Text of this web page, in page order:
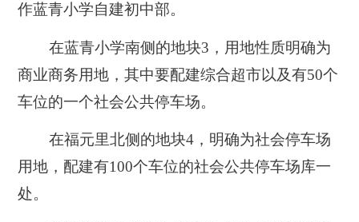
作蓝青小学自建初中部。
在蓝青小学南侧的地块3 ，用地性质明确为
商业商务用地，其中要配建综合超市以及有50个
车位的一个社会公共停车场。
在福元里北侧的地块4，明确为社会停车场
用地，配建有100个车位的社会公共停车场库一
处。